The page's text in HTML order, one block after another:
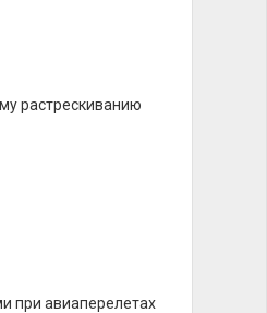
растрескиванию
при авиаперелетах